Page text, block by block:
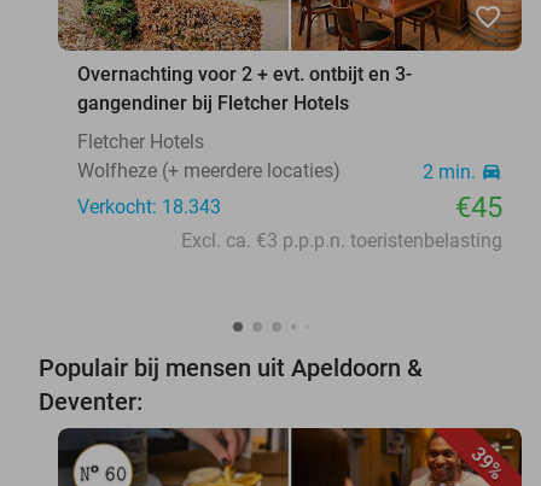
favorite_border
Overnachting voor 2 + evt. ontbijt en 3-
gangendiner bij Fletcher Hotels
Fletcher Hotels
Wolfheze (+ meerdere locaties)
2 min. directions_car
Verkocht: 18.343 €45
Excl. ca. €3 p.p.p.n. toeristenbelasting
Populair bij mensen uit Apeldoorn &
Deventer:
39%